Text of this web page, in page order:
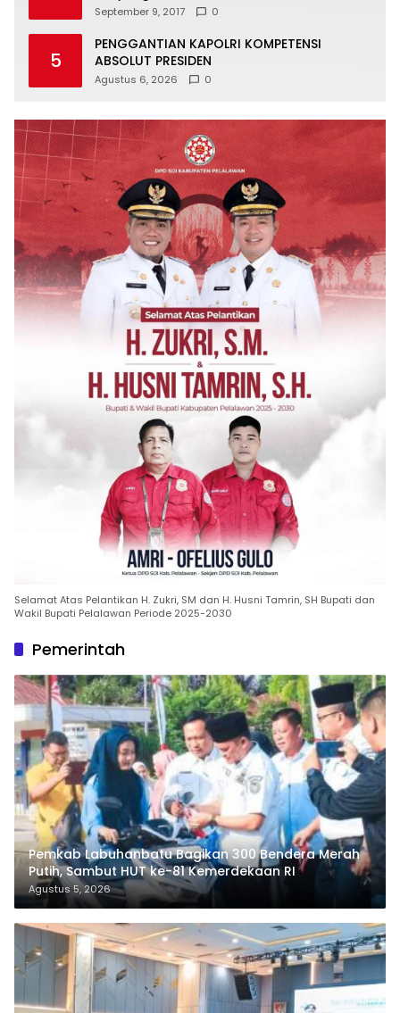
September 9, 2017 0
5
PENGGANTIAN KAPOLRI KOMPETENSI
ABSOLUT PRESIDEN
Agustus 6, 2026 0
Selamat Atas Pelantikan H. Zukri, SM dan H. Husni Tamrin, SH Bupati dan
Wakil Bupati Pelalawan Periode 2025-2030
Pemerintah
Pemkab Labuhanbatu Bagikan 300 Bendera Merah
Putih, Sambut HUT ke-81 Kemerdekaan RI
Agustus 5, 2026